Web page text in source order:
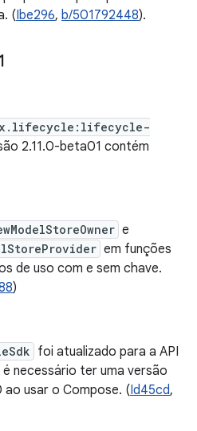
(Ibe296, b/501792448).
2.11.0-beta01 contém
e
em funções
de uso com e sem chave.
)
foi atualizado para a API
é necessário ter uma versão
ao usar o Compose. (Id45cd,